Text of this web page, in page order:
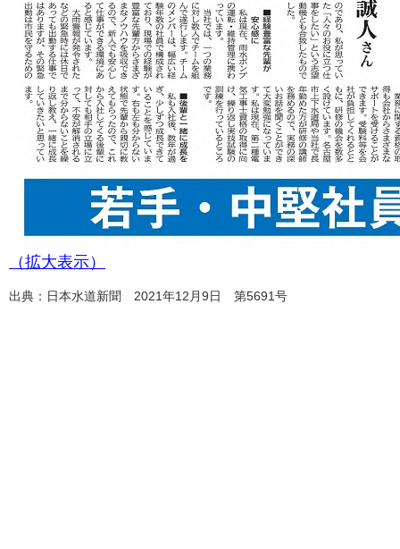
（拡大表示）
出典：日本水道新聞 2021年12月9日 第5691号